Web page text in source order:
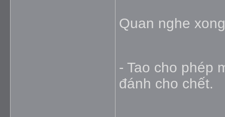
Quan nghe
- Tao cho phép
đánh cho chết.